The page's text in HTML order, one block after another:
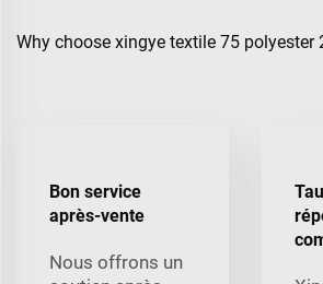
Why choose xingye textile 75 polyester
Bon service
après-vente
Nous offrons un